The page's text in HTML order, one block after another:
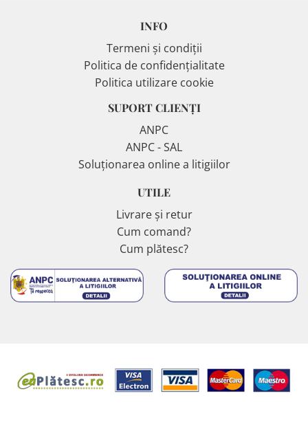
INFO
Termeni și condiții
Politica de confidențialitate
Politica utilizare cookie
SUPORT CLIENȚI
ANPC
ANPC - SAL
Soluționarea online a litigiilor
UTILE
Livrare și retur
Cum comand?
Cum plătesc?